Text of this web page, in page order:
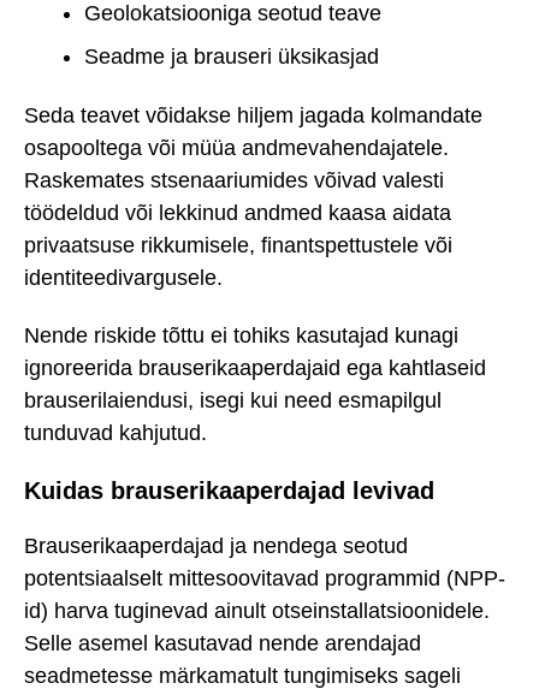
Geolokatsiooniga seotud teave
Seadme ja brauseri üksikasjad
Seda teavet võidakse hiljem jagada kolmandate
osapooltega või müüa andmevahendajatele.
Raskemates stsenaariumides võivad valesti
töödeldud või lekkinud andmed kaasa aidata
privaatsuse rikkumisele, finantspettustele või
identiteedivargusele.
Nende riskide tõttu ei tohiks kasutajad kunagi
ignoreerida brauserikaaperdajaid ega kahtlaseid
brauserilaiendusi, isegi kui need esmapilgul
tunduvad kahjutud.
Kuidas brauserikaaperdajad levivad
Brauserikaaperdajad ja nendega seotud
potentsiaalselt mittesoovitavad programmid (NPP-
id) harva tuginevad ainult otseinstallatsioonidele.
Selle asemel kasutavad nende arendajad
seadmetesse märkamatult tungimiseks sageli